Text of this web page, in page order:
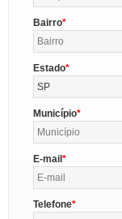
Bairro
Estado
SP
Município
E-mail
Telefone